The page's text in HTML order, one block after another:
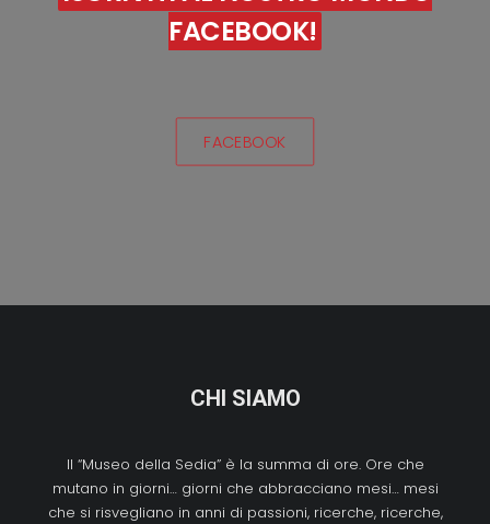
FACEBOOK!
FACEBOOK
CHI SIAMO
Il “Museo della Sedia” è la summa di ore. Ore che
mutano in giorni… giorni che abbracciano mesi… mesi
che si risvegliano in anni di passioni, ricerche, ricerche,